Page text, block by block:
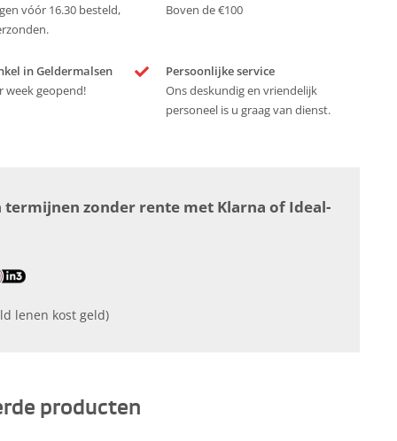
vóór 16.30 besteld,
Boven de €100
in Geldermalsen
week geopend!
Persoonlijke service
Ons deskundig en vriendelijk
personeel is u graag van dienst.
termijnen zonder rente met Klarna of Ideal-
lenen kost geld)
producten